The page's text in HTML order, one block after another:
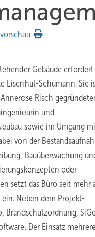
Gebäude erfordert
Eisenhut-Schumann. Sie
Risch
und
sowie im Umgang
von der
Bauüberwachung
oder
setzt das Büro seit mehr
Neben dem Projekt-
Brandschutzordnung,
Der Einsatz